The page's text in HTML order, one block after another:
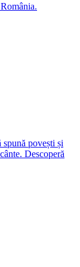
spună povești și
Descoperă